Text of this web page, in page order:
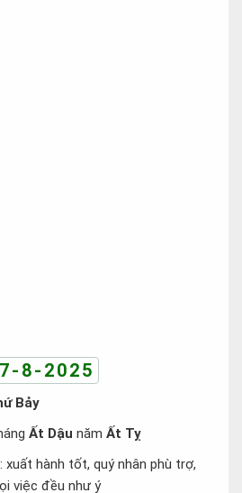
8-2025
Bảy
Ất Dậu năm Ất Tỵ
: xuất hành tốt, quý nhân phù trợ,
việc đều như ý